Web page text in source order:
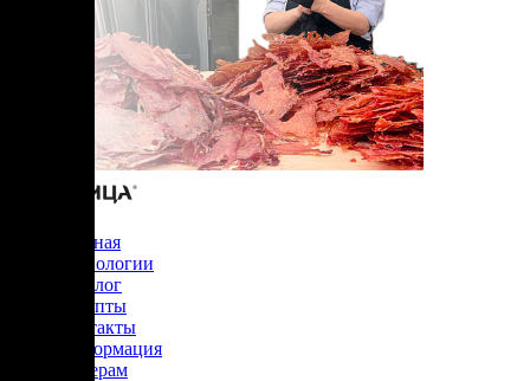
Главная
Технологии
Каталог
Рецепты
Контакты
Информация
Дилерам